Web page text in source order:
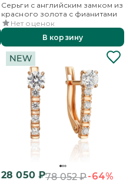
Серьги с английским замком из
красного золота с фианитами
Нет оценок
В корзину
28 050₽78 052₽-64%